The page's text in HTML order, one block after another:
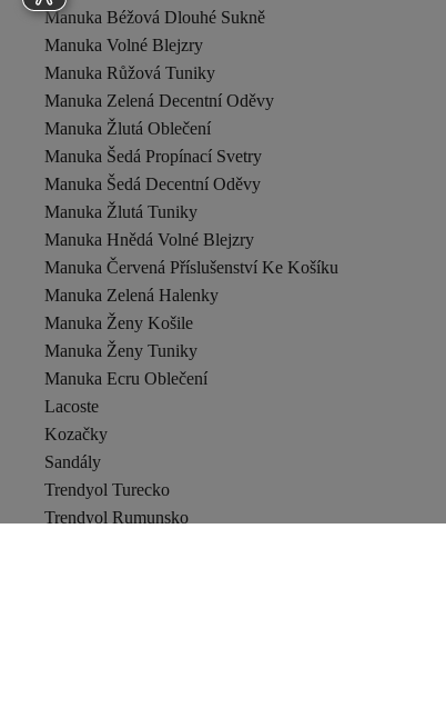
Manuka Béžová Dlouhé Sukně
Manuka Volné Blejzry
Manuka Růžová Tuniky
Manuka Zelená Decentní Oděvy
Manuka Žlutá Oblečení
Manuka Šedá Propínací Svetry
Manuka Šedá Decentní Oděvy
Manuka Žlutá Tuniky
Manuka Hnědá Volné Blejzry
Manuka Červená Příslušenství Ke Košíku
Manuka Zelená Halenky
Manuka Ženy Košile
Manuka Ženy Tuniky
Manuka Ecru Oblečení
Lacoste
Kozačky
Sandály
Trendyol Turecko
Trendyol Rumunsko